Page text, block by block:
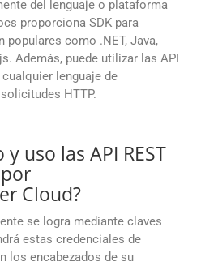
del lenguaje o plataforma
proporciona SDK para
populares como .NET, Java,
Además, puede utilizar las API
lenguaje de
HTTP.
uso las API REST
Cloud?
se logra mediante claves
estas credenciales de
los encabezados de su